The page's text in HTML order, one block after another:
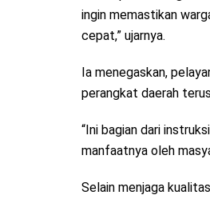
ingin memastikan
cepat,” ujarnya.
Ia menegaskan,
perangkat daerah
“Ini bagian dari
manfaatnya oleh
Selain menjaga